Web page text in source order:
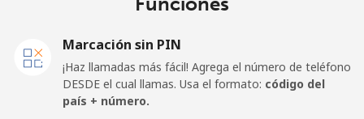
All country
⁦€10⁩
Marcación sin PIN
¡Haz llamadas más fácil! Agrega el número de teléfono
DESDE el cual llamas. Usa el formato: código del
país + número.